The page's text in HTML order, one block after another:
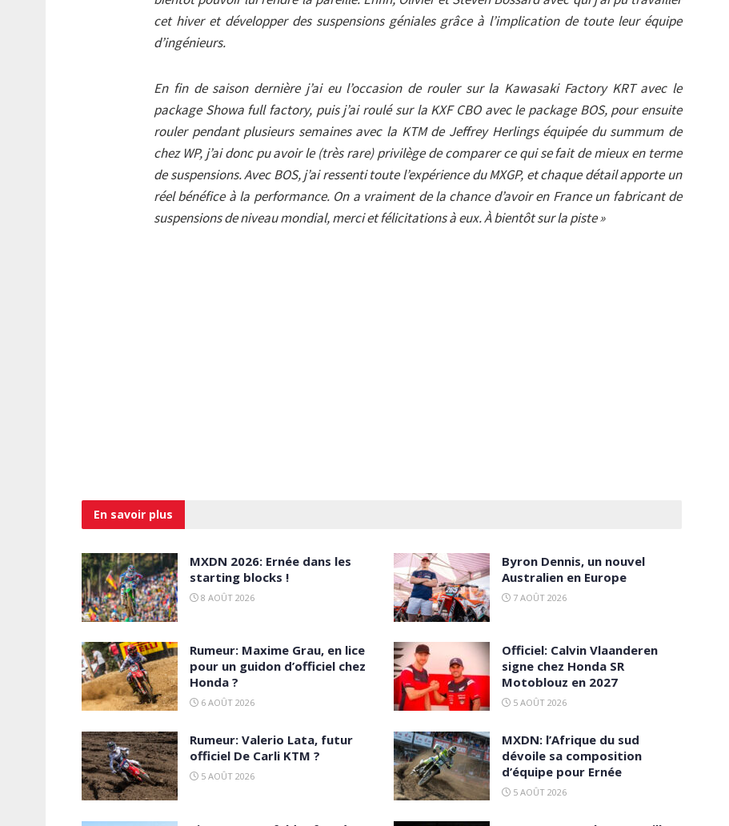
cet hiver et développer des suspensions géniales grâce à l’implication de toute leur équipe
d’ingénieurs.
En fin de saison dernière j’ai eu l’occasion de rouler sur la Kawasaki Factory KRT avec le
package Showa full factory, puis j’ai roulé sur la KXF CBO avec le package BOS, pour ensuite
rouler pendant plusieurs semaines avec la KTM de Jeffrey Herlings équipée du summum de
chez WP, j’ai donc pu avoir le (très rare) privilège de comparer ce qui se fait de mieux en terme
de suspensions. Avec BOS, j’ai ressenti toute l’expérience du MXGP, et chaque détail apporte un
réel bénéfice à la performance. On a vraiment de la chance d’avoir en France un fabricant de
suspensions de niveau mondial, merci et félicitations à eux. Àbientôt sur la piste »
En savoir plus
MXDN 2026: Ernée dans les
starting blocks !
8 AOÛT 2026
Byron Dennis, un nouvel
Australien en Europe
7 AOÛT 2026
Rumeur: Maxime Grau, en lice
pour un guidon d’officiel chez
Honda ?
6 AOÛT 2026
Officiel: Calvin Vlaanderen
signe chez Honda SR
Motoblouz en 2027
5 AOÛT 2026
Rumeur: Valerio Lata, futur
officiel De Carli KTM ?
5 AOÛT 2026
MXDN: l’Afrique du sud
dévoile sa composition
d’équipe pour Ernée
5 AOÛT 2026